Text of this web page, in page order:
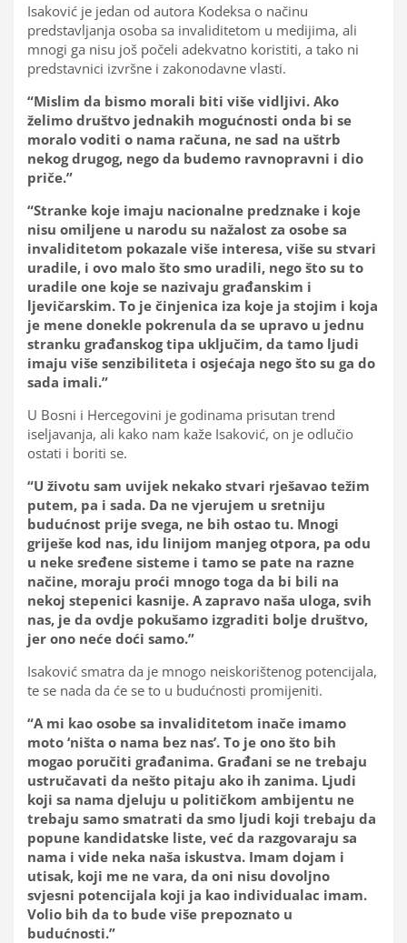
Isaković je jedan od autora Kodeksa o načinu
predstavljanja osoba sa invaliditetom u medijima, ali
mnogi ga nisu još počeli adekvatno koristiti, a tako ni
predstavnici izvršne i zakonodavne vlasti.
“Mislim da bismo morali biti više vidljivi. Ako
želimo društvo jednakih mogućnosti onda bi se
moralo voditi o nama računa, ne sad na uštrb
nekog drugog, nego da budemo ravnopravni i dio
priče.”
“Stranke koje imaju nacionalne predznake i koje
nisu omiljene u narodu su nažalost za osobe sa
invaliditetom pokazale više interesa, više su stvari
uradile, i ovo malo što smo uradili, nego što su to
uradile one koje se nazivaju građanskim i
ljevičarskim. To je činjenica iza koje ja stojim i koja
je mene donekle pokrenula da se upravo u jednu
stranku građanskog tipa uključim, da tamo ljudi
imaju više senzibiliteta i osjećaja nego što su ga do
sada imali.”
U Bosni i Hercegovini je godinama prisutan trend
iseljavanja, ali kako nam kaže Isaković, on je odlučio
ostati i boriti se.
“U životu sam uvijek nekako stvari rješavao težim
putem, pa i sada. Da ne vjerujem u sretniju
budućnost prije svega, ne bih ostao tu. Mnogi
griješe kod nas, idu linijom manjeg otpora, pa odu
u neke sređene sisteme i tamo se pate na razne
načine, moraju proći mnogo toga da bi bili na
nekoj stepenici kasnije. A zapravo naša uloga, svih
nas, je da ovdje pokušamo izgraditi bolje društvo,
jer ono neće doći samo.”
Isaković smatra da je mnogo neiskorištenog potencijala,
te se nada da će se to u budućnosti promijeniti.
“A mi kao osobe sa invaliditetom inače imamo
moto ‘ništa o nama bez nas’. To je ono što bih
mogao poručiti građanima. Građani se ne trebaju
ustručavati da nešto pitaju ako ih zanima. Ljudi
koji sa nama djeluju u političkom ambijentu ne
trebaju samo smatrati da smo ljudi koji trebaju da
popune kandidatske liste, već da razgovaraju sa
nama i vide neka naša iskustva. Imam dojam i
utisak, koji me ne vara, da oni nisu dovoljno
svjesni potencijala koji ja kao individualac imam.
Volio bih da to bude više prepoznato u
budućnosti.”